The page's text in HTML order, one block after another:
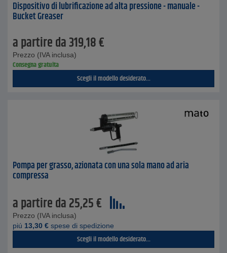
Dispositivo di lubrificazione ad alta pressione - manuale -
Bucket Greaser
a partire da319,18€
Prezzo (IVA inclusa)
Consegna gratuita
Scegli il modello desiderato...
Pompa per grasso, azionata con una sola mano ad aria
compressa
a partire da25,25€
Prezzo (IVA inclusa)
piú 13,30 € spese di spedizione
Scegli il modello desiderato...